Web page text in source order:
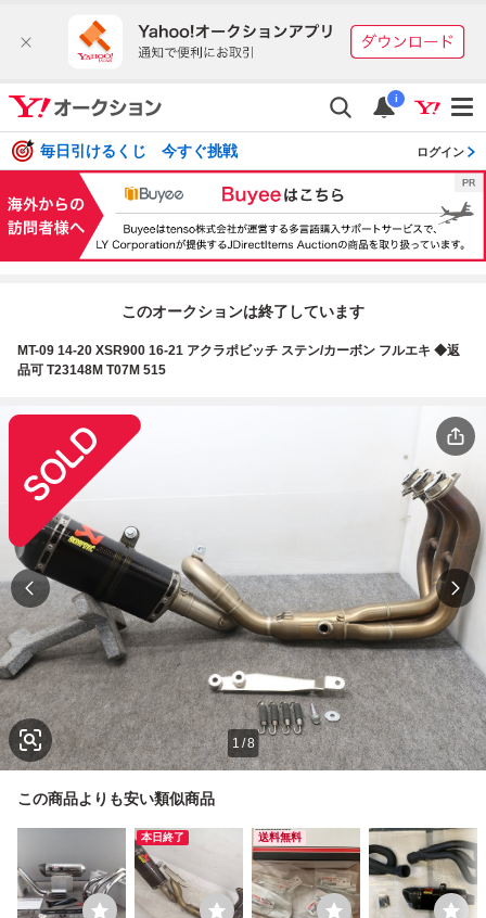
i
毎日引けるくじ 今すぐ挑戦 ログイン
このオークションは終了しています
MT-09 14-20 XSR900 16-21 アクラポビッチ ステン/カーボン フルエキ ◆返
品可 T23148M T07M 515
1/8
この商品よりも安い類似商品
本日終了 送料無料